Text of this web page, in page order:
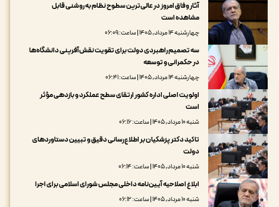
آثار وفاق امروز در عالی‌ترین سطوح نظام به روشنی قابل
مشاهده است
چهارشنبه ۱۴ مرداد, ۱۴۰۵ | ساعت: ۰۶:۰۹
سه تصمیم راهبردی دولت برای تقویت نقش‌آفرینی دانشگاه‌ها
در حکمرانی و توسعه
چهارشنبه ۱۴ مرداد, ۱۴۰۵ | ساعت: ۰۶:۴۱
اولویت اصلی اداره کشور ارتقای سطح عملکرد و بازدهی مؤثر
است
شنبه ۱۰ مرداد, ۱۴۰۵ | ساعت: ۰۶:۱۶
تاکید دکتر پزشکیان بر اطلاع‌رسانی دقیق و تبیین دستاوردهای
دولت
شنبه ۱۰ مرداد, ۱۴۰۵ | ساعت: ۰۶:۱۴
ابلاغ اصلاحیه آیین‌نامه داخلی مجلس شورای اسلامی برای اجرا
شنبه ۱۰ مرداد, ۱۴۰۵ | ساعت: ۰۶:۱۲